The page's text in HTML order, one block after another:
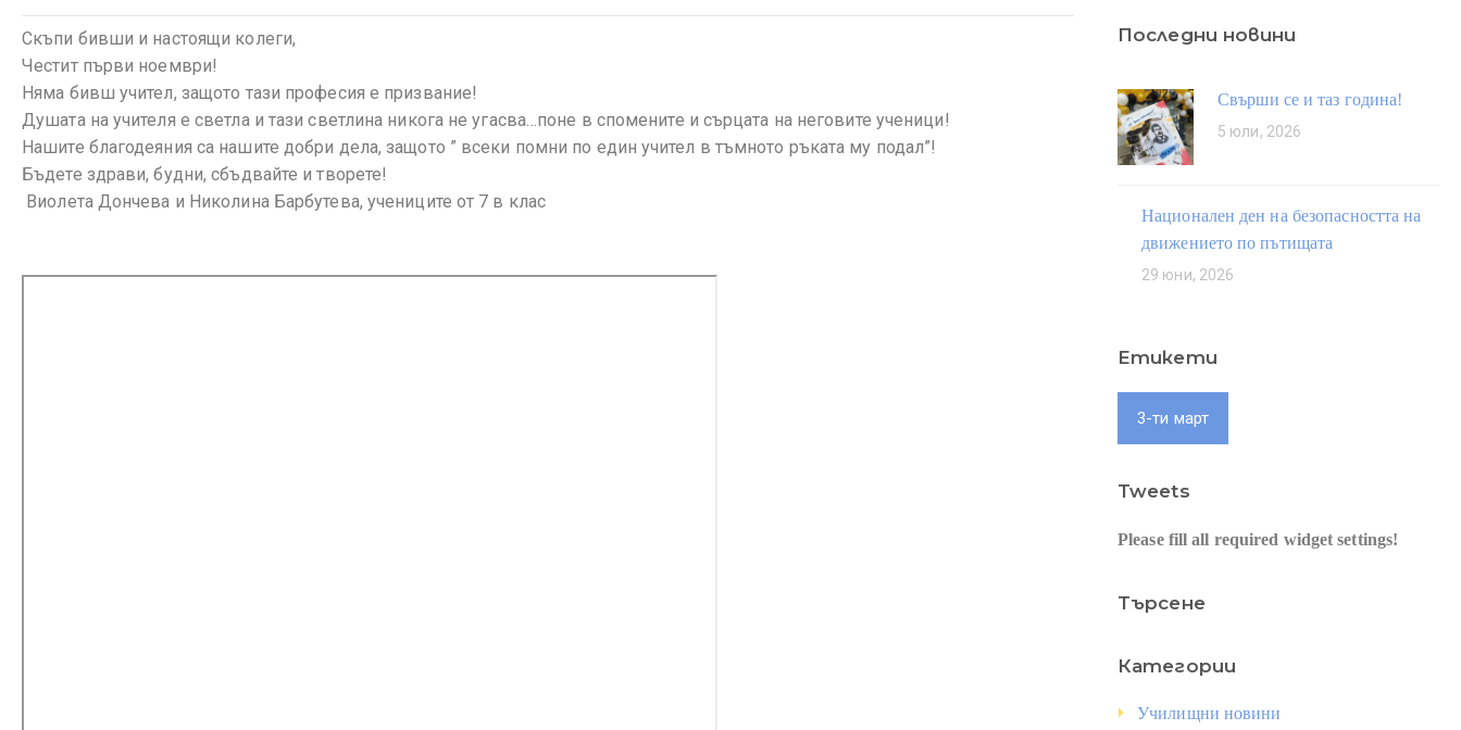
Скъпи бивши и настоящи колеги,
Честит първи ноември!
Няма бивш учител, защото тази професия е призвание!
Душата на учителя е светла и тази светлина никога не угасва…поне в спомените и сърцата на неговите ученици!
Нашите благодеяния са нашите добри дела, защото ” всеки помни по един учител в тъмното ръката му подал”!
Бъдете здрави, будни, сбъдвайте и творете!
Виолета Дончева и Николина Барбутева, учениците от 7 в клас
Последни новини
Свърши се и таз година!
5 юли, 2026
Национален ден на безопасността на
движението по пътищата
29 юни, 2026
Етикети
3-ти март
Tweets
Please fill all required widget settings!
Търсене
Категории
Училищни новини